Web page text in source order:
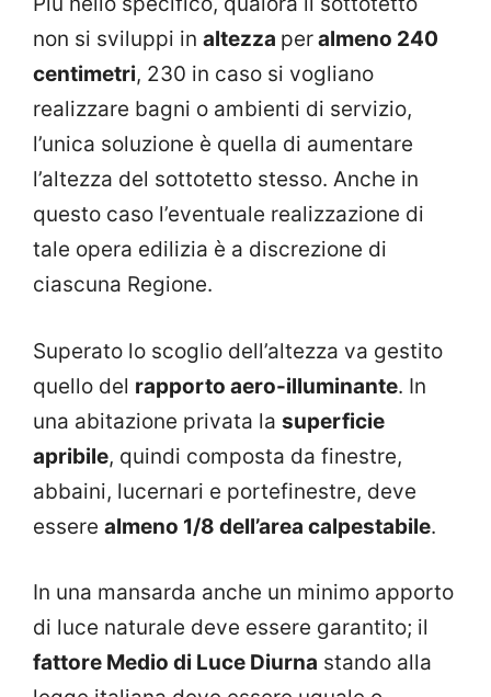
non si sviluppi in altezza peralmeno 240
centimetri, 230 in caso si vogliano
realizzare bagni o ambienti di servizio,
l’unica soluzione è quella di aumentare
l’altezza del sottotetto stesso. Anche in
questo caso l’eventuale realizzazione di
tale opera edilizia è a discrezione di
ciascuna Regione.
Superato lo scoglio dell’altezza va gestito
quello del rapporto aero-illuminante. In
una abitazione privata la superficie
apribile, quindi composta da finestre,
abbaini, lucernari e portefinestre, deve
essere almeno 1/8 dell’area calpestabile.
In una mansarda anche un minimo apporto
di luce naturale deve essere garantito; il
fattore Medio di Luce Diurna stando alla